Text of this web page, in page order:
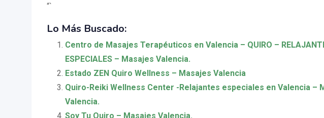
“`
Lo Más Buscado:
Centro de Masajes Terapéuticos en Valencia – QUIRO –
ESPECIALES – Masajes Valencia.
Estado ZEN Quiro Wellness – Masajes Valencia
Quiro-Reiki Wellness Center -Relajantes especiales en Valencia –
Valencia.
Soy Tu Quiro – Masajes Valencia.